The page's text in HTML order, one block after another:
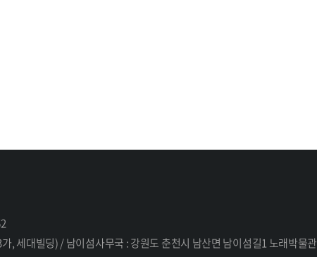
, 세대빌딩) / 남이섬사무국 : 강원도 춘천시 남산면 남이섬길1 노래박물관